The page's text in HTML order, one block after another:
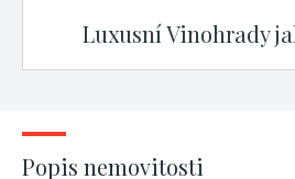
Luxusní Vinohrady
Popis nemovitosti